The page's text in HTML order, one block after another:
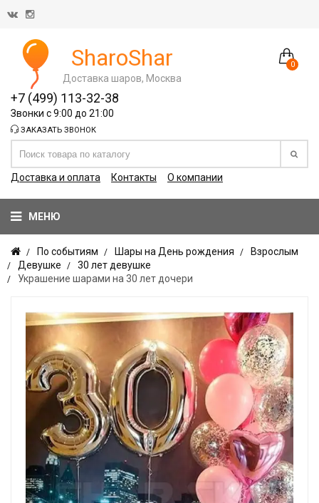
0
SharoShar
Доставка шаров, Москва
+7 (499) 113-32-38
Звонки с 9:00 до 21:00
ЗАКАЗАТЬ ЗВОНОК
Доставка и оплата Контакты О компании
МЕНЮ
По событиям Шары на День рождения
Взрослым
Девушке
30 лет девушке
Украшение шарами на 30 лет дочери